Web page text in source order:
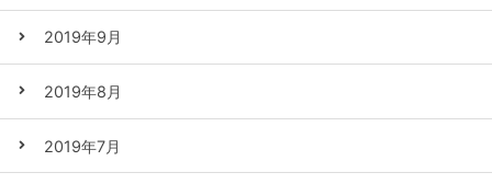
2019年9月
2019年8月
2019年7月